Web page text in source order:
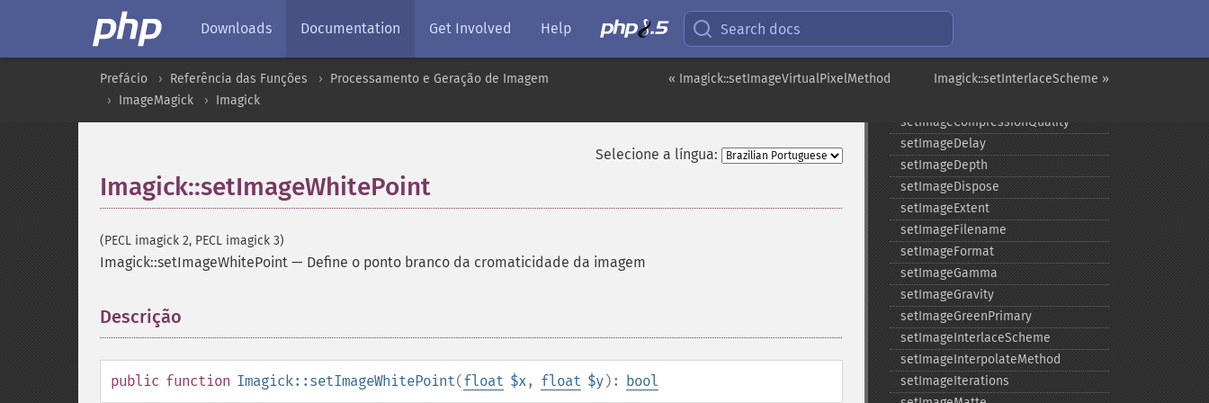
Downloads Documentation Get Involved Help Search docs
Imagick::setInterlaceScheme »
« Imagick::setImageVirtualPixelMethod
Prefácio Referência das Funções
Processamento e Geração de Imagem
ImageMagick
Imagick
Selecione a língua:
Imagick::setImageWhitePoint
(PECL imagick 2, PECL imagick 3)
Imagick::setImageWhitePoint — Define o ponto branco da cromaticidade da imagem
Descrição
public function Imagick::setImageWhitePoint(float $x, float $y): bool
setImageChannelDepth
setImageColorspace
setImageCompose
setImageCompressionQuality
setImageDelay
setImageDepth
setImageDispose
setImageExtent
setImageFilename
setImageFormat
setImageGamma
setImageGravity
setImageGreenPrimary
setImageInterlaceScheme
setImageInterpolateMethod
setImageIterations